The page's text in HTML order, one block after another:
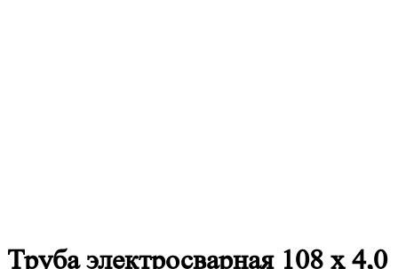
Трубаэлектросварная 108 х 4,0